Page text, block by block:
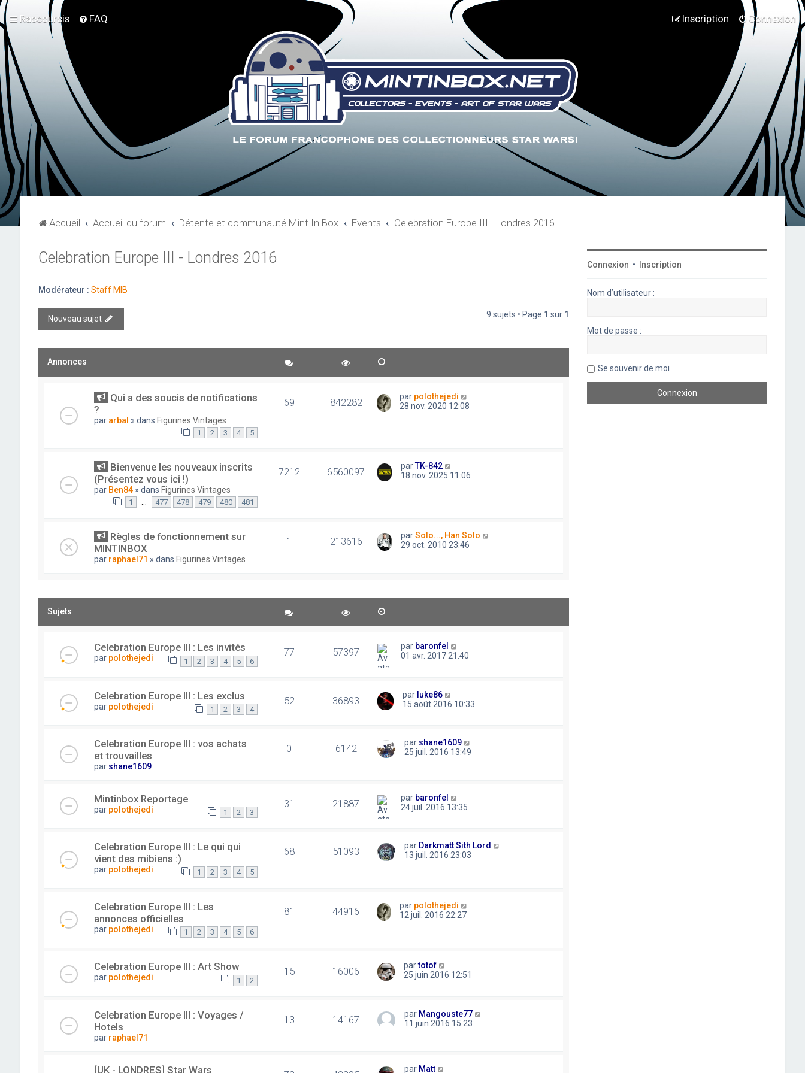
Raccourcis FAQ Connexion
Inscription
Accueil Accueil du forum Détente et communauté Mint In Box Events Celebration Europe III - Londres 2016
Celebration Europe III - Londres 2016
Modérateur : Staff MIB
Nouveau sujet 9 sujets • Page 1 sur 1
Annonces
Qui a des soucis de notifications
?
par arbal » dans Figurines Vintages
1 2 3 4 5
69 842282 par polothejedi
28 nov. 2020 12:08
Bienvenue les nouveaux inscrits
(Présentez vous ici !)
par Ben84 » dans Figurines Vintages
1 … 477 478 479 480 481
7212 6560097 parTK-842
18 nov. 2025 11:06
Règles de fonctionnement sur
MINTINBOX
par raphael71 » dans Figurines Vintages
1 213616 parSolo..., Han Solo
29 oct. 2010 23:46
Sujets
Celebration Europe III : Les invités
par polothejedi 1 2 3 4 5 6
77 57397 par baronfel
01 avr. 2017 21:40
Celebration Europe III : Les exclus
par polothejedi 1 2 3 4
52 36893 par luke86
15 août 2016 10:33
Celebration Europe III : vos achats
et trouvailles
par shane1609
0 6142 par shane1609
25 juil. 2016 13:49
Mintinbox Reportage
par polothejedi 1 2 3
31 21887 par baronfel
24 juil. 2016 13:35
Celebration Europe III : Le qui qui
vient des mibiens :)
par polothejedi 1 2 3 4 5
68 51093 par Darkmatt Sith Lord
13 juil. 2016 23:03
Celebration Europe III : Les
annonces officielles
par polothejedi 1 2 3 4 5 6
81 44916 par polothejedi
12 juil. 2016 22:27
Celebration Europe III : Art Show
par polothejedi 1 2
15 16006 partotof
25 juin 2016 12:51
Celebration Europe III : Voyages /
Hotels
par raphael71
13 14167 par Mangouste77
11 juin 2016 15:23
[UK - LONDRES] Star Wars
par Matt
Connexion • Inscription
Nom d’utilisateur :
Mot de passe :
Se souvenir de moi